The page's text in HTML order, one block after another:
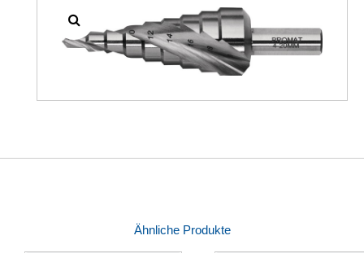
Ähnliche Produkte